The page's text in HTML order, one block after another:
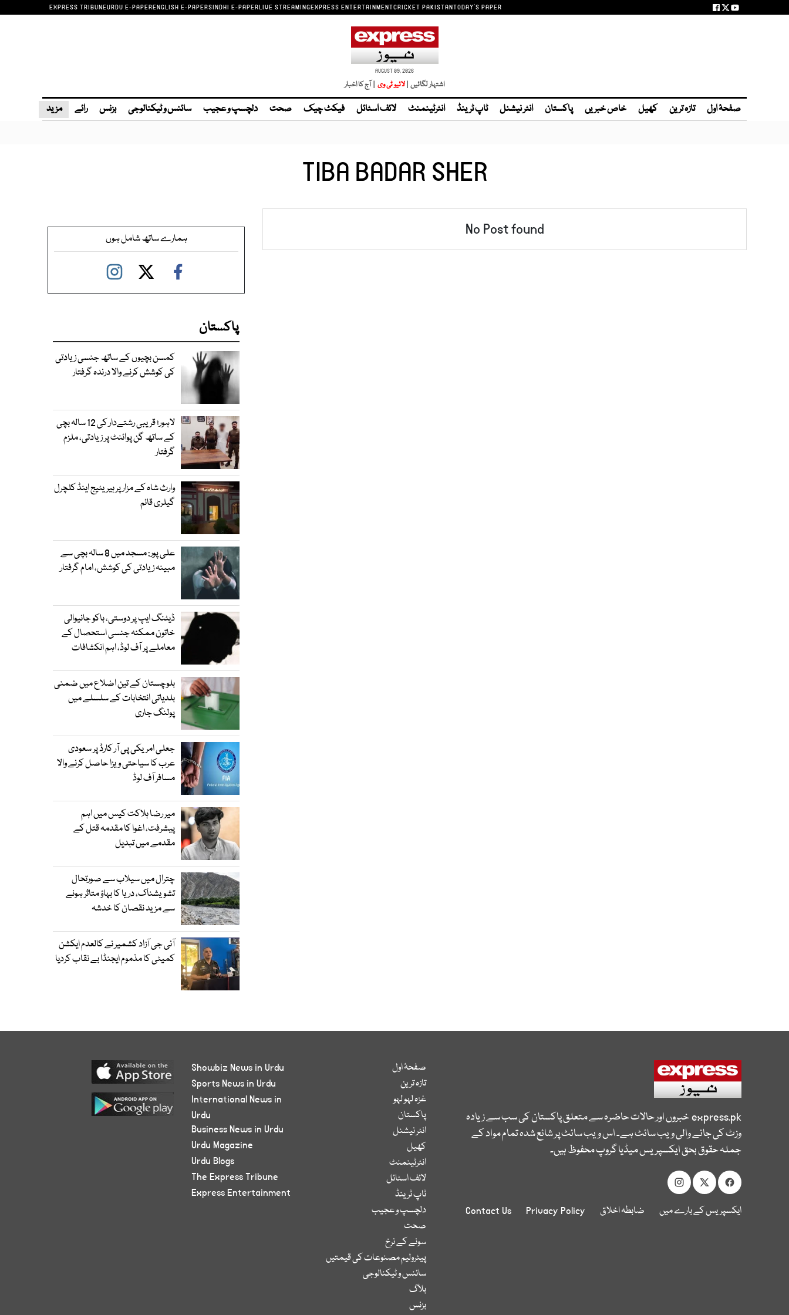
EXPRESS TRIBUNEURDU E-PAPERENGLISH E-PAPERSINDHI E-PAPERLIVE STREAMINGEXPRESS ENTERTAINMENTCRICKET PAKISTANTODAY'S PAPER
AUGUST 09, 2026
اشتہار لگائیں | | آج کا اخبار
صفحۂ اول تازہ ترین کھیل خاص خبریں پاکستان انٹر نیشنل ٹاپ ٹرینڈ انٹرٹینمنٹ لائف اسٹائل فیکٹ چیک صحت دلچسپ و عجیب سائنس و ٹیکنالوجی بزنس رائے مزید
TIBA BADAR SHER
No Post found ہمارے ساتھ شامل ہوں
پاکستان
کمسن بچیوں کے ساتھ جنسی زیادتی
کی کوشش کرنے والا درندہ گرفتار
لاہور؛ قریبی رشتےدار کی 12 سالہ بچی
کے ساتھ گن پوائنٹ پر زیادتی، ملزم
گرفتار
وارث شاہ کے مزار پر ہیریٹیج اینڈ کلچرل
گیلری قائم
علی پور: مسجد میں 8 سالہ بچی سے
مبینہ زیادتی کی کوشش، امام گرفتار
ڈیٹنگ ایپ پر دوستی، باکو جانیوالی
خاتون ممکنہ جنسی استحصال کے
معاملے پر آف لوڈ، اہم انکشافات
بلوچستان کے تین اضلاع میں ضمنی
بلدیاتی انتخابات کے سلسلے میں
پولنگ جاری
جعلی امریکی پی آر کارڈ پر سعودی
عرب کا سیاحتی ویزا حاصل کرنے والا
مسافر آف لوڈ
میر رضا ہلاکت کیس میں اہم
پیشرفت، اغوا کا مقدمہ قتل کے
مقدمے میں تبدیل
چترال میں سیلاب سے صورتحال
تشویشناک، دریا کا بہاؤ متاثر ہونے
سے مزید نقصان کا خدشہ
آئی جی آزاد کشمیر نے کالعدم ایکشن
کمیٹی کا مذموم ایجنڈا بے نقاب کردیا
express.pkخبروں اور حالات حاضرہ سے متعلق پاکستان کی سب سے زیادہ
وزٹ کی جانے والی ویب سائٹ ہے۔ اس ویب سائٹ پر شائع شدہ تمام مواد کے
جملہ حقوق بحق ایکسپریس میڈیا گروپ محفوظ ہیں۔
ایکسپریس کے بارے میں ضابطہ اخلاق Privacy Policy
Contact Us
صفحۂ اول
تازہ ترین
غزہ لہو لہو
پاکستان
انٹر نیشنل
کھیل
انٹرٹینمنٹ
لائف اسٹائل
ٹاپ ٹرینڈ
دلچسپ و عجیب
صحت
سونے کے نرخ
پیٹرولیم مصنوعات کی قیمتیں
سائنس و ٹیکنالوجی
بلاگ
بزنس
Showbiz News in Urdu
Sports News in Urdu
International News in
Urdu
Business News in Urdu
Urdu Magazine
Urdu Blogs
The Express Tribune
Express Entertainment